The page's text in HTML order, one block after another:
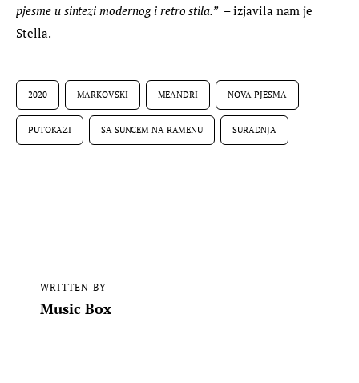
pjesme u sintezi modernog i retro stila.” – izjavila nam je
Stella.
2020 MARKOVSKI MEANDRI NOVA PJESMA
PUTOKAZI SA SUNCEM NA RAMENU SURADNJA
WRITTEN BY
Music Box